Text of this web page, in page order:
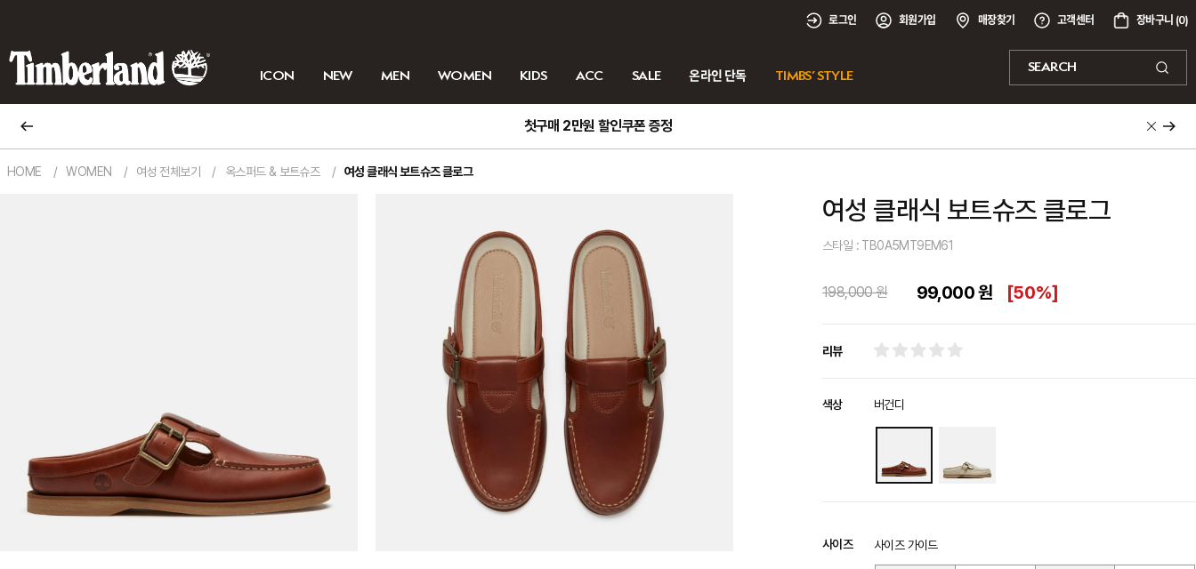
로그인 회원가입 매장찾기 고객센터 장바구니 (0)
ICON NEW MEN WOMEN KIDS ACC SALE 온라인 단독 TIMBS’ STYLE
SEARCH
첫구매 2만원 할인쿠폰 증정
HOME WOMEN 여성 전체보기 옥스퍼드 & 보트슈즈 여성 클래식 보트슈즈 클로그
여성 클래식 보트슈즈 클로그
스타일 : TB0A5MT9EM61
198,000 원 99,000 원 [50%]
리뷰
색상 버건디
사이즈 사이즈 가이드